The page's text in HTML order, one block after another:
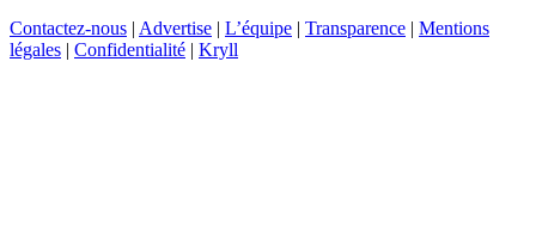
Contactez-nous | Advertise | L’équipe | Transparence | Mentions
légales | Confidentialité | Kryll